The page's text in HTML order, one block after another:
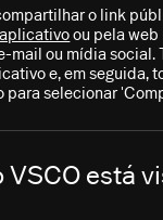
o link
aplicativoou pela
mail ou mídia social.
e, em seguida,
para selecionar
está